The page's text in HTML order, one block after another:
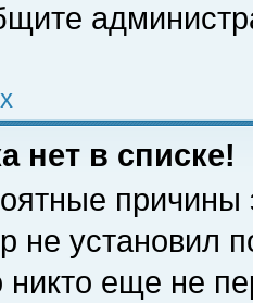
нет в списке!
причины
не установил
никто еще не